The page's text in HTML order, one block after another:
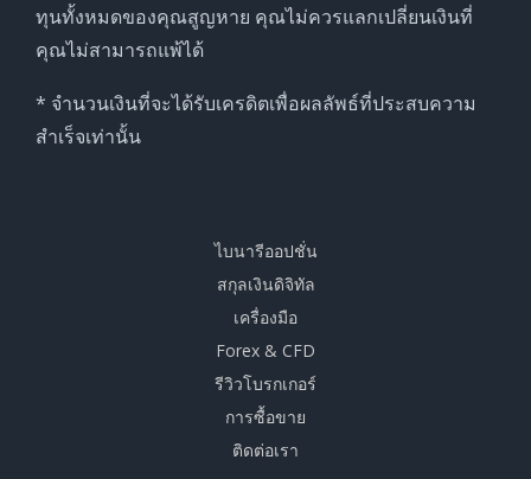
ทุนทั้งหมดของคุณสูญหาย คุณไม่ควรแลกเปลี่ยนเงินที่
คุณไม่สามารถแพ้ได้
* จำนวนเงินที่จะได้รับเครดิตเพื่อผลลัพธ์ที่ประสบความ
สำเร็จเท่านั้น
ไบนารีออปชั่น
สกุลเงินดิจิทัล
เครื่องมือ
Forex & CFD
รีวิวโบรกเกอร์
การซื้อขาย
ติดต่อเรา